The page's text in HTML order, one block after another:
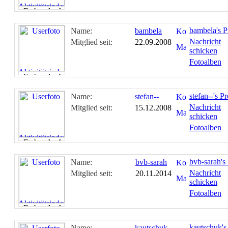
Name:
bambela
Mitglied seit:
22.09.2008
bambela's
Nachricht
schicken
Fotoalben
Name:
stefan--
Mitglied seit:
15.12.2008
stefan--'s
Nachricht
schicken
Fotoalben
Name:
bvb-sarah
Mitglied seit:
20.11.2014
bvb-
Nachricht
schicken
Fotoalben